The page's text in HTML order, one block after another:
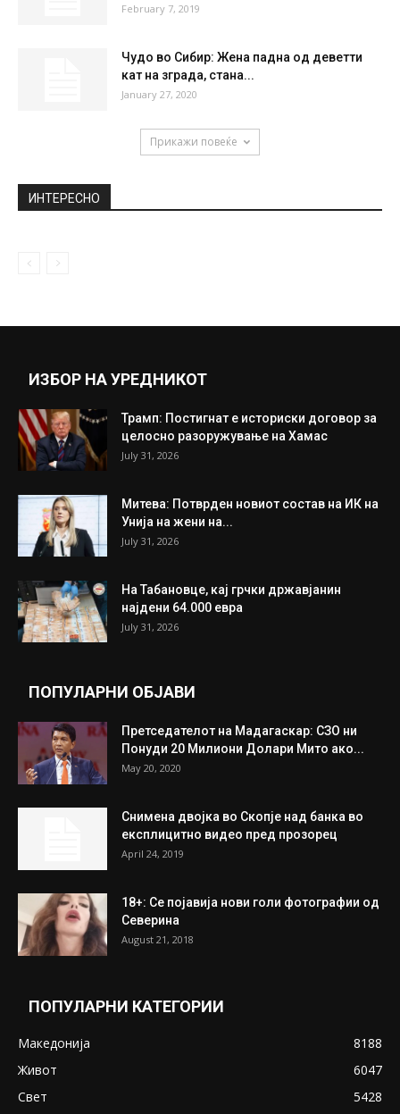
February 7, 2019
Чудо во Сибир: Жена падна од деветти
кат на зграда, стана...
January 27, 2020
Прикажи повеќе
ИНТЕРЕСНО
ИЗБОР НА УРЕДНИКОТ
Трамп: Постигнат е историски договор за
целосно разоружување на Хамас
July 31, 2026
Митева: Потврден новиот состав на ИК на
Унија на жени на...
July 31, 2026
На Табановце, кај грчки државјанин
најдени 64.000 евра
July 31, 2026
ПОПУЛАРНИ ОБЈАВИ
Претседателот на Мадагаскар: СЗО ни
Понуди 20 Милиони Долари Мито ако...
May 20, 2020
Снимена двојка во Скопје над банка во
експлицитно видео пред прозорец
April 24, 2019
18+: Се појавија нови голи фотографии од
Северина
August 21, 2018
ПОПУЛАРНИ КАТЕГОРИИ
Македонија
8188
Живот
6047
Свет
5428